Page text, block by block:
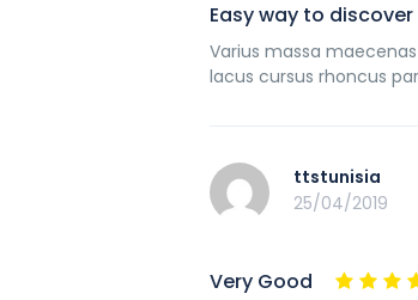
Easy way to
Varius massa
lacus cursus rhoncus
ttstunisia
25/04/2019
Very Good